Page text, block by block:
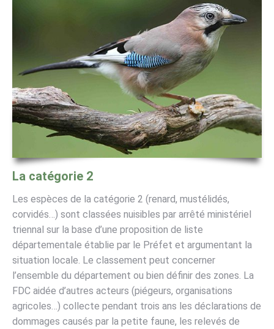
La catégorie 2
Les espèces de la catégorie 2 (renard, mustélidés,
corvidés…) sont classées nuisibles par arrêté ministériel
triennal sur la base d’une proposition de liste
départementale établie par le Préfet et argumentant la
situation locale. Le classement peut concerner
l’ensemble du département ou bien définir des zones. La
FDC aidée d’autres acteurs (piégeurs, organisations
agricoles…) collecte pendant trois ans les déclarations de
dommages causés par la petite faune, les relevés de